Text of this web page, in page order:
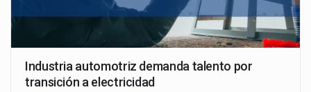
Industria automotriz demanda talento por
transición a electricidad